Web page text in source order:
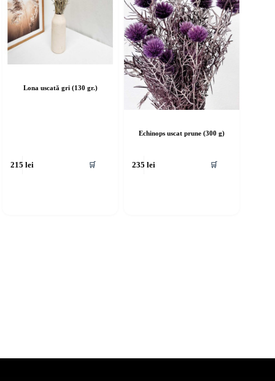
Lona uscată gri (130 gr.)
215lei 🛒
Echinops uscat prune (300 g)
235lei 🛒